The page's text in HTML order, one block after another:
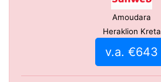
Amoudara
Heraklion Kreta
v.a. €643